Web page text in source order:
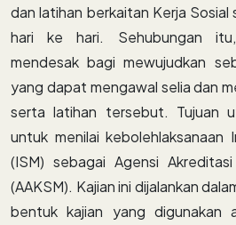
dan latihan berkaitan Kerja Sosial
hari ke hari. Sehubungan
mendesak bagi mewujudkan
yang dapat mengawal selia dan
serta latihan tersebut. Tujuan
untuk menilai kebolehlaksanaan
(ISM) sebagai Agensi
(AAKSM). Kajian ini dijalankan
bentuk kajian yang digunakan